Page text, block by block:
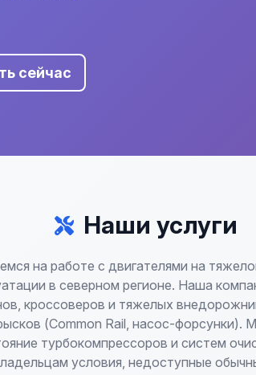
сейчас
Наши услуги
на работе с двигателями на
в северном регионе. Наша
кроссоверов и тяжелых
(Common Rail, насос-форсунки).
турбокомпрессоров и систем
условия, недоступные